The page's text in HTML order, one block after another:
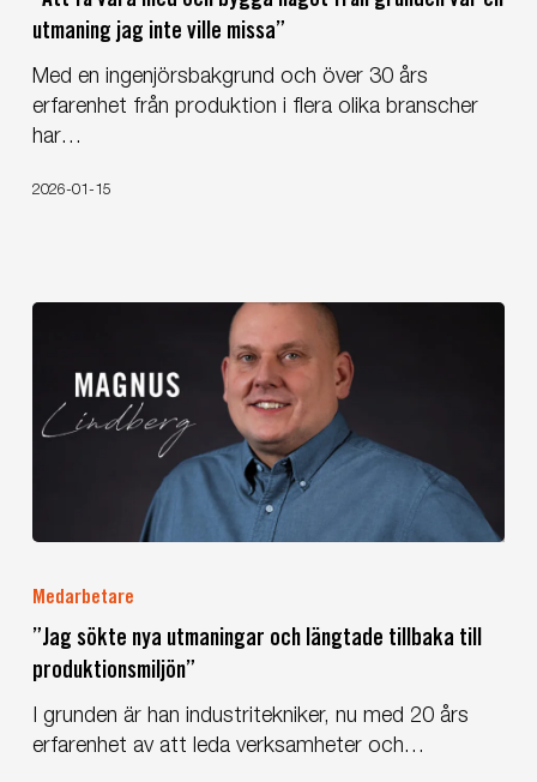
med
och
bygga
något
från
var
inte
utmaning jag inte ville missa”
Med en ingenjörsbakgrund och över 30 års
erfarenhet från produktion i flera olika branscher
har…
2026-01-15
sökte
utmaningar
och
längtade
tillbaka
Medarbetare
”Jag sökte nya utmaningar och längtade tillbaka till
produktionsmiljön”
I grunden är han industritekniker, nu med 20 års
erfarenhet av att leda verksamheter och…